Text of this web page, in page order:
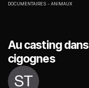
DOCUMENTAIRES ANIMAUX
Au casting
cigognes